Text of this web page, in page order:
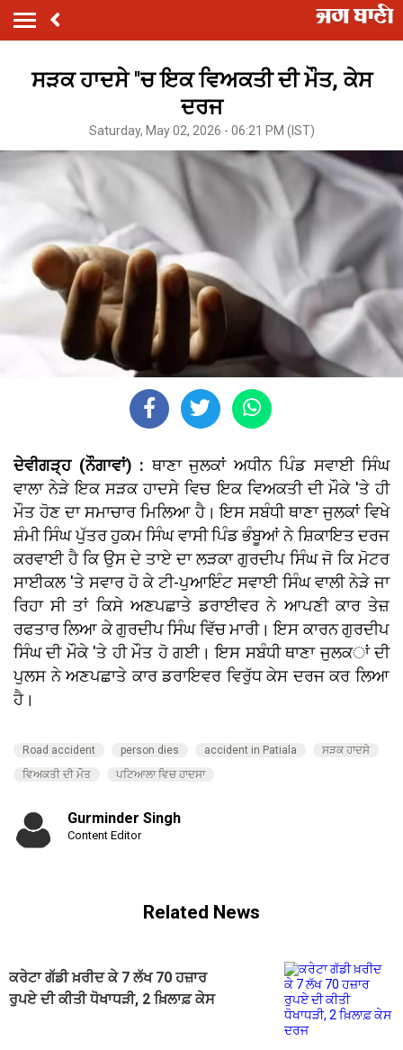
ਸੜਕ ਹਾਦਸੇ ''ਚ ਇਕ ਵਿਅਕਤੀ ਦੀ ਮੌਤ, ਕੇਸ
ਦਰਜ
Saturday, May 02, 2026 - 06:21 PM (IST)
ਦੇਵੀਗੜ੍ਹ (ਨੌਗਾਵਾਂ) : ਥਾਣਾ ਜੁਲਕਾਂ ਅਧੀਨ ਪਿੰਡ ਸਵਾਈ ਸਿੰਘ
ਵਾਲਾ ਨੇੜੇ ਇਕ ਸੜਕ ਹਾਦਸੇ ਵਿਚ ਇਕ ਵਿਅਕਤੀ ਦੀ ਮੌਕੇ 'ਤੇ ਹੀ
ਮੌਤ ਹੋਣ ਦਾ ਸਮਾਚਾਰ ਮਿਲਿਆ ਹੈ। ਇਸ ਸਬੰਧੀ ਥਾਣਾ ਜੁਲਕਾਂ ਵਿਖੇ
ਸ਼ੰਮੀ ਸਿੰਘ ਪੁੱਤਰ ਹੁਕਮ ਸਿੰਘ ਵਾਸੀ ਪਿੰਡ ਭੰਬੂਆਂ ਨੇ ਸ਼ਿਕਾਇਤ ਦਰਜ
ਕਰਵਾਈ ਹੈ ਕਿ ਉਸ ਦੇ ਤਾਏ ਦਾ ਲੜਕਾ ਗੁਰਦੀਪ ਸਿੰਘ ਜੋ ਕਿ ਮੋਟਰ
ਸਾਈਕਲ 'ਤੇ ਸਵਾਰ ਹੋ ਕੇ ਟੀ-ਪੁਆਇੰਟ ਸਵਾਈ ਸਿੰਘ ਵਾਲੀ ਨੇੜੇ ਜਾ
ਰਿਹਾ ਸੀ ਤਾਂ ਕਿਸੇ ਅਣਪਛਾਤੇ ਡਰਾਈਵਰ ਨੇ ਆਪਣੀ ਕਾਰ ਤੇਜ਼
ਰਫਤਾਰ ਲਿਆ ਕੇ ਗੁਰਦੀਪ ਸਿੰਘ ਵਿੱਚ ਮਾਰੀ। ਇਸ ਕਾਰਨ ਗੁਰਦੀਪ
ਸਿੰਘ ਦੀ ਮੌਕੇ 'ਤੇ ਹੀ ਮੌਤ ਹੋ ਗਈ। ਇਸ ਸਬੰਧੀ ਥਾਣਾ ਜੁਲਕਾਂ ਦੀ
ਪੁਲਸ ਨੇ ਅਣਪਛਾਤੇ ਕਾਰ ਡਰਾਇਵਰ ਵਿਰੁੱਧ ਕੇਸ ਦਰਜ ਕਰ ਲਿਆ
ਹੈ।
Road accident person dies accident in Patiala
ਸੜਕ ਹਾਦਸੇ
ਵਿਅਕਤੀ ਦੀ ਮੌਤ
ਪਟਿਆਲਾ ਵਿਚ ਹਾਦਸਾ
Gurminder Singh
Content Editor
Related News
ਕਰੇਟਾ ਗੱਡੀ ਖ਼ਰੀਦ ਕੇ 7 ਲੱਖ 70 ਹਜ਼ਾਰ
ਰੁਪਏ ਦੀ ਕੀਤੀ ਧੋਖਾਧੜੀ, 2 ਖ਼ਿਲਾਫ਼ ਕੇਸ